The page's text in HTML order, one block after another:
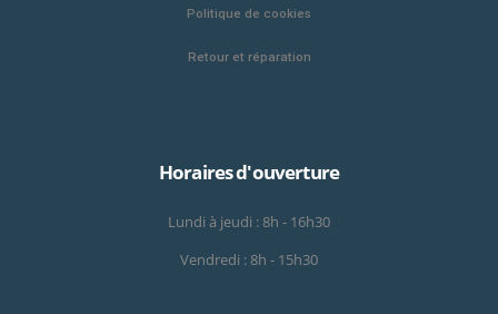
Politique de cookies
Retour et réparation
Horaires d'ouverture
Lundi à jeudi : 8h - 16h30
Vendredi : 8h - 15h30